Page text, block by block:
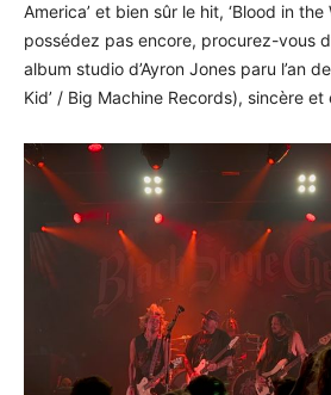
America’ et bien sûr le hit, ‘Blood in the
possédez pas encore, procurez-vous
album studio d’Ayron Jones paru l’an
Kid’ / Big Machine Records), sincère